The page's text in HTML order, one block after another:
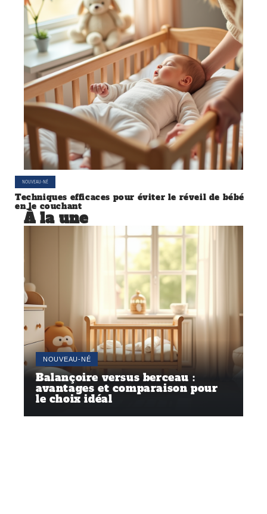
NOUVEAU-NÉ
Techniques efficaces pour éviter le réveil de bébé
en le couchant
À la une
NOUVEAU-NÉ
Balançoire versus berceau :
avantages et comparaison pour
le choix idéal